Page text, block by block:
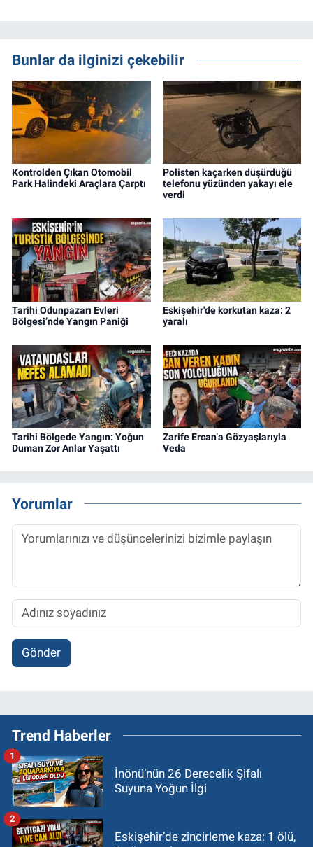
Bunlar da ilginizi çekebilir
Kontrolden Çıkan Otomobil
Park Halindeki Araçlara Çarptı
Polisten kaçarken düşürdüğü
telefonu yüzünden yakayı ele
verdi
Tarihi Odunpazarı Evleri
Bölgesi’nde Yangın Paniği
Eskişehir'de korkutan kaza: 2
yaralı
Tarihi Bölgede Yangın: Yoğun
Duman Zor Anlar Yaşattı
Zarife Ercan’a Gözyaşlarıyla
Veda
Yorumlar
Gönder
Trend Haberler
İnönü’nün 26 Derecelik Şifalı
Suyuna Yoğun İlgi
1
Eskişehir’de zincirleme kaza: 1 ölü,
2